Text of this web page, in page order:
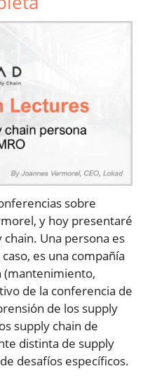
sobre
y hoy presentaré
Una persona es
es una compañía
(mantenimiento,
de la conferencia de
de los supply
supply chain de
distinta de supply
desafíos específicos.